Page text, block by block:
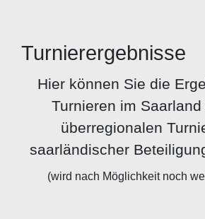
Turnierergebnisse
Hier können Sie die
Turnieren im Saarland
überregionalen
saarländischer
(wird nach Möglichkeit noch